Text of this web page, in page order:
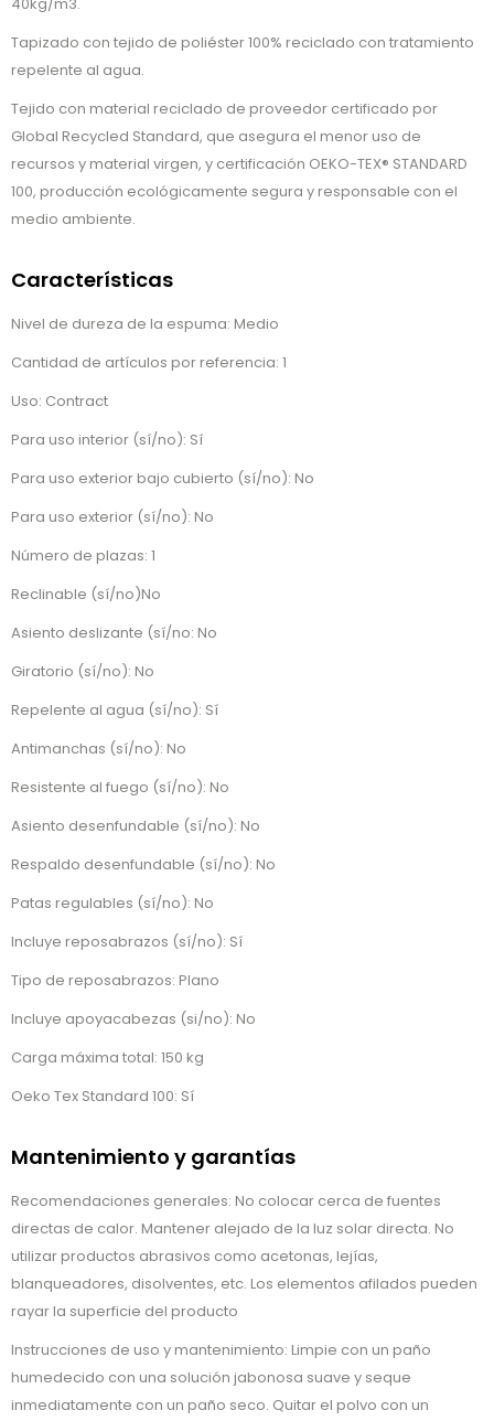
Tapizado con tejido de poliéster 100% reciclado con tratamiento
repelente al agua.
Tejido con material reciclado de proveedor certificado por
Global Recycled Standard, que asegura el menor uso de
recursos y material virgen, y certificación OEKO-TEX® STANDARD
100, producción ecológicamente segura y responsable con el
medio ambiente.
Características
Nivel de dureza de la espuma: Medio
Cantidad de artículos por referencia: 1
Uso: Contract
Para uso interior (sí/no): Sí
Para uso exterior bajo cubierto (sí/no): No
Para uso exterior (sí/no): No
Número de plazas: 1
Reclinable (sí/no)No
Asiento deslizante (sí/no: No
Giratorio (sí/no): No
Repelente al agua (sí/no): Sí
Antimanchas (sí/no): No
Resistente al fuego (sí/no): No
Asiento desenfundable (sí/no): No
Respaldo desenfundable (sí/no): No
Patas regulables (sí/no): No
Incluye reposabrazos (sí/no): Sí
Tipo de reposabrazos: Plano
Incluye apoyacabezas (si/no): No
Carga máxima total: 150 kg
Oeko Tex Standard 100: Sí
Mantenimiento y garantías
Recomendaciones generales: No colocar cerca de fuentes
directas de calor. Mantener alejado de la luz solar directa. No
utilizar productos abrasivos como acetonas, lejías,
blanqueadores, disolventes, etc. Los elementos afilados pueden
rayar la superficie del producto
Instrucciones de uso y mantenimiento: Limpie con un paño
humedecido con una solución jabonosa suave y seque
inmediatamente con un paño seco. Quitar el polvo con un